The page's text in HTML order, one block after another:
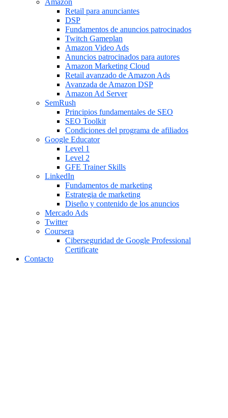
Amazon
Retail para anunciantes
DSP
Fundamentos de anuncios patrocinados
Twitch Gameplan
Amazon Video Ads
Anuncios patrocinados para autores
Amazon Marketing Cloud
Retail avanzado de Amazon Ads
Avanzada de Amazon DSP
Amazon Ad Server
SemRush
Principios fundamentales de SEO
SEO Toolkit
Condiciones del programa de afiliados
Google Educator
Level 1
Level 2
GFE Trainer Skills
LinkedIn
Fundamentos de marketing
Estrategia de marketing
Diseño y contenido de los anuncios
Mercado Ads
Twitter
Coursera
Ciberseguridad de Google Professional
Certificate
Contacto